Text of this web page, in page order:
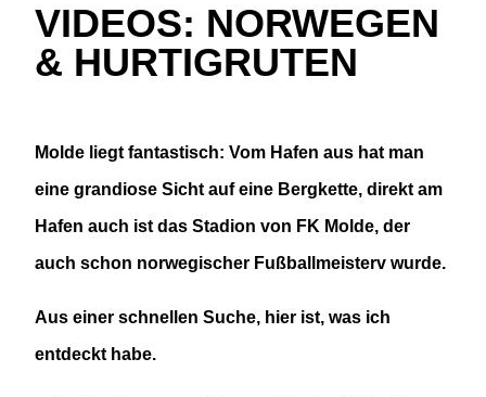
VIDEOS: NORWEGEN
& HURTIGRUTEN
Molde liegt fantastisch: Vom Hafen aus hat man
eine grandiose Sicht auf eine Bergkette, direkt am
Hafen auch ist das Stadion von FK Molde, der
auch schon norwegischer Fußballmeisterv wurde.
Aus einer schnellen Suche, hier ist, was ich
entdeckt habe.